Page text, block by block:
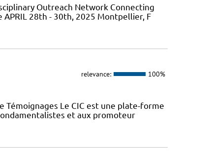
Outreach Network Connecting
APRIL 28th - 30th, 2025 Montpellier, F
relevance: 100%
Le CIC est une plate-forme
et aux promoteur